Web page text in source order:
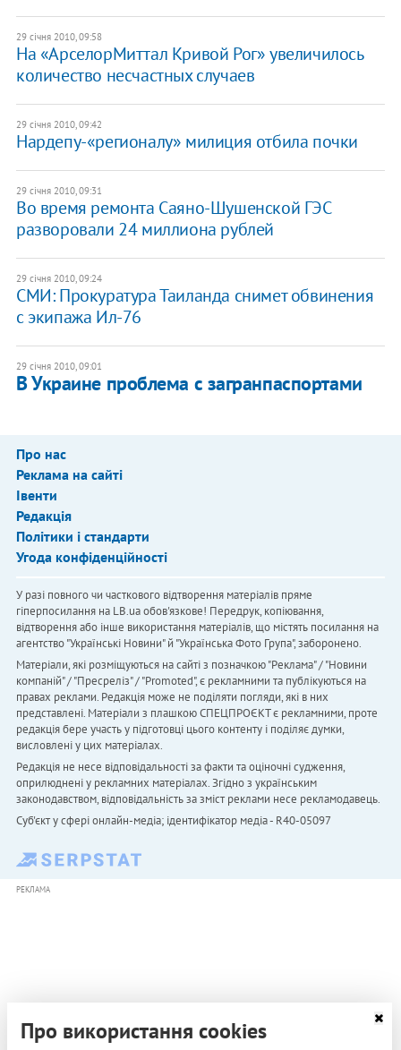
29 січня 2010, 09:58
На «АрселорМиттал Кривой Рог» увеличилось
количество несчастных случаев
29 січня 2010, 09:42
Нардепу-«регионалу» милиция отбила почки
29 січня 2010, 09:31
Во время ремонта Саяно-Шушенской ГЭС
разворовали 24 миллиона рублей
29 січня 2010, 09:24
СМИ: Прокуратура Таиланда снимет обвинения
с экипажа Ил-76
29 січня 2010, 09:01
В Украине проблема с загранпаспортами
Про нас
Реклама на сайті
Івенти
Редакція
Політики і стандарти
Угода конфіденційності
У разі повного чи часткового відтворення матеріалів пряме
гіперпосилання на LB.ua обов'язкове! Передрук, копіювання,
відтворення або інше використання матеріалів, що містять посилання на
агентство "Українськi Новини" й "Українська Фото Група", заборонено.
Матеріали, які розміщуються на сайті з позначкою "Реклама" / "Новини
компаній" / "Пресреліз" / "Promoted", є рекламними та публікуються на
правах реклами. Редакція може не поділяти погляди, які в них
представлені. Матеріали з плашкою СПЕЦПРОЄКТ є рекламними, проте
редакція бере участь у підготовці цього контенту і поділяє думки,
висловлені у цих матеріалах.
Редакція не несе відповідальності за факти та оціночні судження,
оприлюднені у рекламних матеріалах. Згідно з українським
законодавством, відповідальність за зміст реклами несе рекламодавець.
Cуб'єкт у сфері онлайн-медіа; ідентифікатор медіа - R40-05097
РЕКЛАМА
Про використання cookies